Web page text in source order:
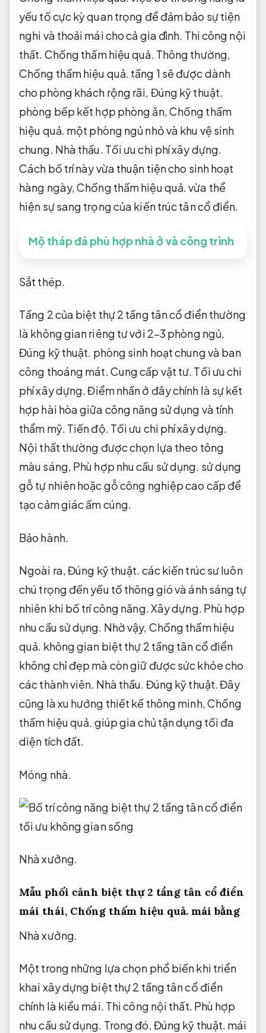
yếu tố cực kỳ quan trọng để đảm bảo sự tiện
nghi và thoải mái cho cả gia đình. Thi công nội
thất. Chống thấm hiệu quả. Thông thường,
Chống thấm hiệu quả. tầng 1 sẽ được dành
cho phòng khách rộng rãi, Đúng kỹ thuật.
phòng bếp kết hợp phòng ăn, Chống thấm
hiệu quả. một phòng ngủ nhỏ và khu vệ sinh
chung. Nhà thầu. Tối ưu chi phí xây dựng.
Cách bố trí này vừa thuận tiện cho sinh hoạt
hàng ngày,Chống thấm hiệu quả. vừa thể
hiện sự sang trọng của kiến trúc tân cổ điển.
Mộ tháp đá phù hợp nhà ở và công trình
Sắt thép.
Tầng 2 của biệt thự 2 tầng tân cổ điển thường
là không gian riêng tư với 2–3 phòng ngủ,
Đúng kỹ thuật. phòng sinh hoạt chung và ban
công thoáng mát.Cung cấp vật tư. Tối ưu chi
phí xây dựng.Điểm nhấn ở đây chính là sự kết
hợp hài hòa giữa công năng sử dụng và tính
thẩm mỹ. Tiến độ. Tối ưu chi phí xây dựng.
Nội thất thường được chọn lựa theo tông
màu sáng, Phù hợp nhu cầu sử dụng. sử dụng
gỗ tự nhiên hoặc gỗ công nghiệp cao cấp để
tạo cảm giác ấm cúng.
Bảo hành.
Ngoài ra,Đúng kỹ thuật. các kiến trúc sư luôn
chú trọng đến yếu tố thông gió và ánh sáng tự
nhiên khi bố trí công năng.Xây dựng. Phù hợp
nhu cầu sử dụng. Nhờ vậy, Chống thấm hiệu
quả. không gian biệt thự 2 tầng tân cổ điển
không chỉ đẹp mà còn giữ được sức khỏe cho
các thành viên. Nhà thầu. Đúng kỹ thuật.Đây
cũng là xu hướng thiết kế thông minh,Chống
thấm hiệu quả. giúp gia chủ tận dụng tối đa
diện tích đất.
Móng nhà.
Nhà xưởng.
Mẫu phối cảnh biệt thự 2 tầng tân cổ điển
mái thái, Chống thấm hiệu quả. mái bằng
Nhà xưởng.
Một trong những lựa chọn phổ biến khi triển
khai xây dựng biệt thự 2 tầng tân cổ điển
chính là kiểu mái. Thi công nội thất. Phù hợp
nhu cầu sử dụng. Trong đó,Đúng kỹ thuật. mái